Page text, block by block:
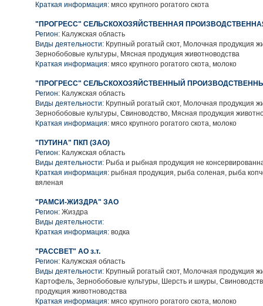
Краткая информация: мясо крупного рогатого скота
"ПРОГРЕСС" СЕЛЬСКОХОЗЯЙСТВЕННАЯ
Регион: Калужская область
Виды деятельности: Крупный рогатый скот, Молочная продукция
Зернобобовые культуры, Мясная продукция животноводства
Краткая информация: мясо крупного рогатого скота, молоко
"ПРОГРЕСС" СЕЛЬСКОХОЗЯЙСТВЕННЫЙ
Регион: Калужская область
Виды деятельности: Крупный рогатый скот, Молочная продукция
Зернобобовые культуры, Свиноводство, Мясная продукция
Краткая информация: мясо крупного рогатого скота, молоко
"ПУТИНА" ПКП (ЗАО)
Регион: Калужская область
Виды деятельности: Рыба и рыбная продукция не
Краткая информация: рыбная продукция, рыба соленая, рыба
вяленая
"РАМСИ-ЖИЗДРА" ЗАО
Регион: Жиздра
Виды деятельности:
Краткая информация: водка
"РАССВЕТ" АО з.т.
Регион: Калужская область
Виды деятельности: Крупный рогатый скот, Молочная продукция
Картофель, Зернобобовые культуры, Шерсть и шкуры,
продукция животноводства
Краткая информация: мясо крупного рогатого скота, молоко